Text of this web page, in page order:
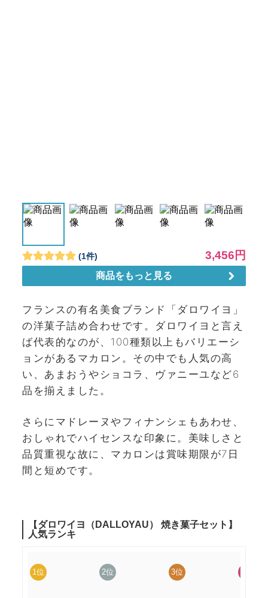
フランスの有名美食ブランド「ダロワイヨ」
の洋菓子詰め合わせです。ダロワイヨと言え
ば代表的なのが、100種類以上もバリエーシ
ョンがあるマカロン。その中でも人気の高
い、あまおうやショコラ、ヴァニーユなど6
品を揃えました。
さらにマドレーヌやフィナンシェもあわせ、
おしゃれでハイセンスな印象に。美味しさと
品質重視な故に、マカロンは賞味期限が7日
間と短めです。